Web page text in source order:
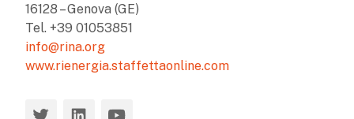
16128 – Genova (GE)
Tel. +39 01053851
info@rina.org
www.rienergia.staffettaonline.com